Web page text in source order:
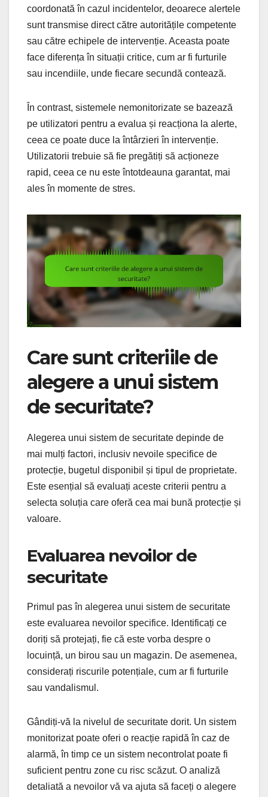
coordonată în cazul incidentelor, deoarece alertele
sunt transmise direct către autoritățile competente
sau către echipele de intervenție. Aceasta poate
face diferența în situații critice, cum ar fi furturile
sau incendiile, unde fiecare secundă contează.
În contrast, sistemele nemonitorizate se bazează
pe utilizatori pentru a evalua și reacționa la alerte,
ceea ce poate duce la întârzieri în intervenție.
Utilizatorii trebuie să fie pregătiți să acționeze
rapid, ceea ce nu este întotdeauna garantat, mai
ales în momente de stres.
Care sunt criteriile de
alegere a unui sistem
de securitate?
Alegerea unui sistem de securitate depinde de
mai mulți factori, inclusiv nevoile specifice de
protecție, bugetul disponibil și tipul de proprietate.
Este esențial să evaluați aceste criterii pentru a
selecta soluția care oferă cea mai bună protecție și
valoare.
Evaluarea nevoilor de
securitate
Primul pas în alegerea unui sistem de securitate
este evaluarea nevoilor specifice. Identificați ce
doriți să protejați, fie că este vorba despre o
locuință, un birou sau un magazin. De asemenea,
considerați riscurile potențiale, cum ar fi furturile
sau vandalismul.
Gândiți-vă la nivelul de securitate dorit. Un sistem
monitorizat poate oferi o reacție rapidă în caz de
alarmă, în timp ce un sistem necontrolat poate fi
suficient pentru zone cu risc scăzut. O analiză
detaliată a nevoilor vă va ajuta să faceți o alegere